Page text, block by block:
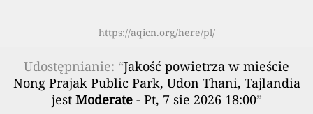
https://aqicn.org/here/pl/
Udostępnianie: “Jakość powietrza w mieście
Nong Prajak Public Park, Udon Thani, Tajlandia
jest Moderate- Pt, 7 sie 2026 18:00”